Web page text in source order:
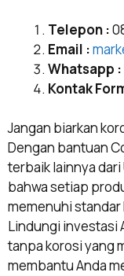
Telepon :
Email :
Whatsapp :
Kontak
Jangan biarkan
Dengan bantuan
terbaik lainnya
bahwa setiap
memenuhi
Lindungi investasi
tanpa korosi yang
membantu Anda